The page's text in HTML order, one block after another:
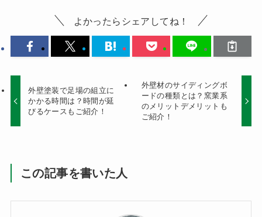
よかったらシェアしてね！
外壁塗装で足場の組立に
かかる時間は？時間が延
びるケースもご紹介！
外壁材のサイディングボ
ードの種類とは？窯業系
のメリットデメリットも
ご紹介！
この記事を書いた人